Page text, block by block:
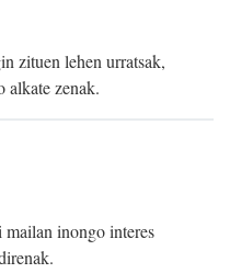
zituen lehen urratsak,
alkate zenak.
inongo interes